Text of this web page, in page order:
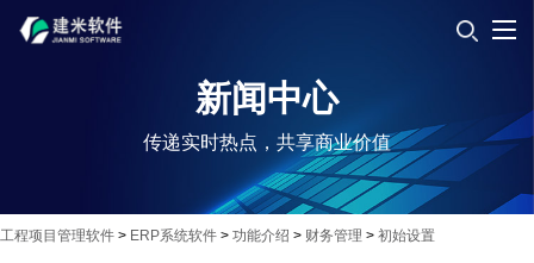
新闻中心
传递实时热点，共享商业价值
工程项目管理软件 > ERP系统软件 > 功能介绍 > 财务管理 > 初始设置